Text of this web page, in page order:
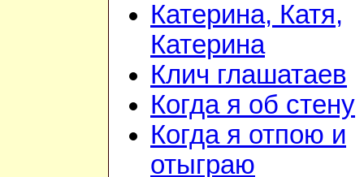
Катерина, Катя,
Катерина
Клич глашатаев
Когда я об стену
Когда я отпою и
отыграю